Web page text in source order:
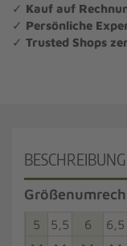
✓ Kauf auf
✓ Persönliche
✓ Trusted Shops
BESCHREIBUNG
5 5,5 6 6,5